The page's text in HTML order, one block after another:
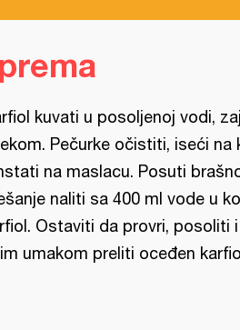
kuvati u posoljenoj vodi,
Pečurke očistiti, iseći na
na maslacu. Posuti
naliti sa 400 ml vode u
Ostaviti da provri, posoliti
umakom preliti oceđen